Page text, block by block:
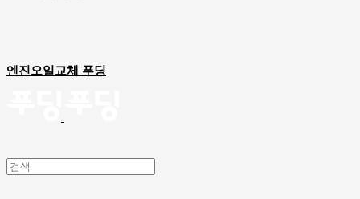
엔진오일교체 푸딩